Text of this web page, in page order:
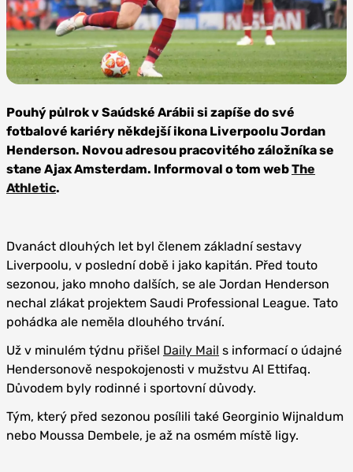
Depositphotos
Pouhý půlrok v Saúdské Arábii si zapíše do své
fotbalové kariéry někdejší ikona Liverpoolu Jordan
Henderson. Novou adresou pracovitého záložníka se
stane Ajax Amsterdam. Informoval o tom webThe
Athletic.
Dvanáct dlouhých let byl členem základní sestavy
Liverpoolu, v poslední době i jako kapitán. Před touto
sezonou, jako mnoho dalších, se ale Jordan Henderson
nechal zlákat projektem Saudi Professional League. Tato
pohádka ale neměla dlouhého trvání.
Už v minulém týdnu přišel Daily Mail s informací o údajné
Hendersonově nespokojenosti v mužstvu Al Ettifaq.
Důvodem byly rodinné i sportovní důvody.
Tým, který před sezonou posílili také Georginio Wijnaldum
nebo Moussa Dembele, je až na osmém místě ligy.